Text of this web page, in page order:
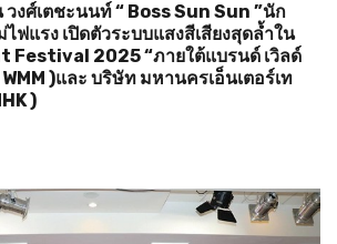
งศ์เตชะนนท์ “ Boss Sun Sun ”นัก
ฟแรง เปิดตัวระบบแสงสีเสียงสุดล้ำใน
Festival 2025 “ภายใต้แบรนด์ เวิลด์
)และ บริษัท มหานครเอ็นเตอร์เท
)